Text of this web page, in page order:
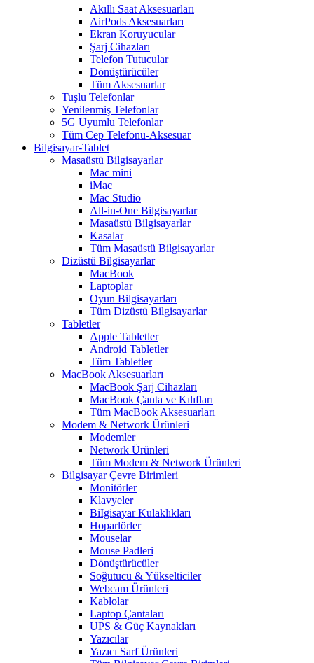
Akıllı Saat Aksesuarları
AirPods Aksesuarları
Ekran Koruyucular
Şarj Cihazları
Telefon Tutucular
Dönüştürücüler
Tüm Aksesuarlar
Tuşlu Telefonlar
Yenilenmiş Telefonlar
5G Uyumlu Telefonlar
Tüm Cep Telefonu-Aksesuar
Bilgisayar-Tablet
Masaüstü Bilgisayarlar
Mac mini
iMac
Mac Studio
All-in-One Bilgisayarlar
Masaüstü Bilgisayarlar
Kasalar
Tüm Masaüstü Bilgisayarlar
Dizüstü Bilgisayarlar
MacBook
Laptoplar
Oyun Bilgisayarları
Tüm Dizüstü Bilgisayarlar
Tabletler
Apple Tabletler
Android Tabletler
Tüm Tabletler
MacBook Aksesuarları
MacBook Şarj Cihazları
MacBook Çanta ve Kılıfları
Tüm MacBook Aksesuarları
Modem & Network Ürünleri
Modemler
Network Ürünleri
Tüm Modem & Network Ürünleri
Bilgisayar Çevre Birimleri
Monitörler
Klavyeler
BiIgisayar Kulaklıkları
Hoparlörler
Mouselar
Mouse Padleri
Dönüştürücüler
Soğutucu & Yükselticiler
Webcam Ürünleri
Kablolar
Laptop Çantaları
UPS & Güç Kaynakları
Yazıcılar
Yazıcı Sarf Ürünleri